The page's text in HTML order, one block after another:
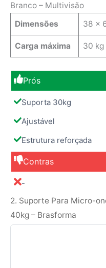
Branco – Multivisão
Dimensões
‎38 x
Carga máxima 30 kg
Prós
Suporta 30kg
Ajustável
Estrutura reforçada
Contras
-
2. Suporte Para Micro-
40kg – Brasforma